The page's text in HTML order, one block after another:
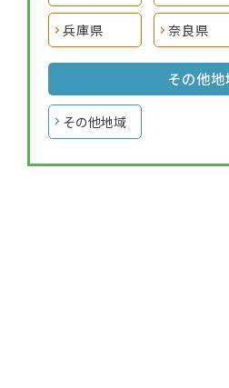
兵庫県 奈良県
その他地
その他地域